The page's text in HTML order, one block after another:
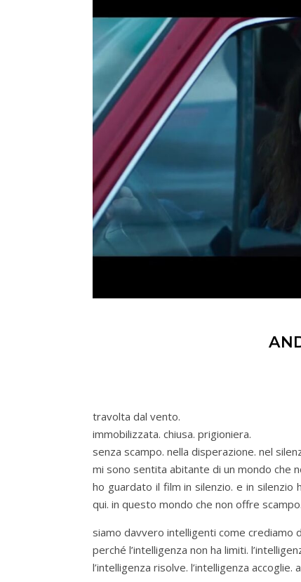
travolta dal vento.
immobilizzata. chiusa. prigioniera.
senza scampo. nella disperazione. nel
mi sono sentita abitante di un mondo che
ho guardato il film in silenzio. e in silenzio
qui. in questo mondo che non offre
siamo davvero intelligenti come crediamo
perché l’intelligenza non ha limiti.
l’intelligenza risolve. l’intelligenza accoglie.